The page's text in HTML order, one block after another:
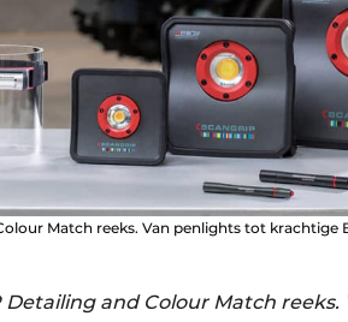
Match reeks. Van penlights tot
Detailing and Colour Match